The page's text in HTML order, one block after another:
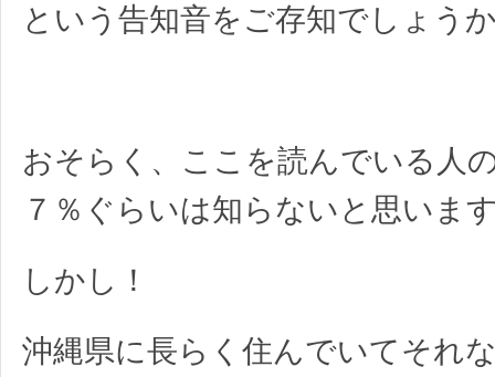
という告知音をご存知でしょう
おそらく、ここを読んでいる人
７％ぐらいは知らないと思いま
しかし！
沖縄県に長らく住んでいてそれ